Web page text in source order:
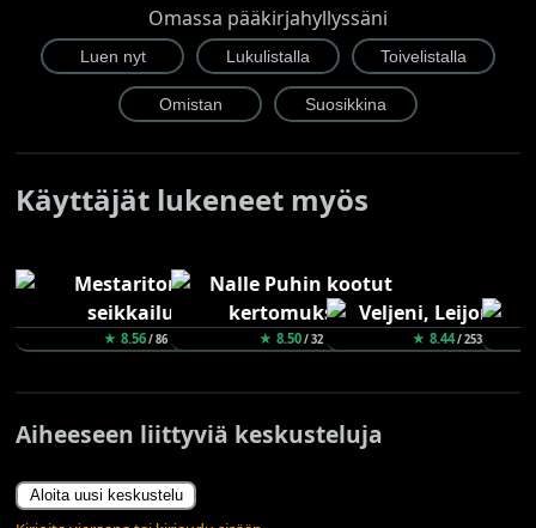
Omassa pääkirjahyllyssäni
Käyttäjät lukeneet myös
★ 8.56/ 86 ★ 8.50/ 32 ★ 8.44/ 253
Aiheeseen liittyviä keskusteluja
Aloita uusi keskustelu